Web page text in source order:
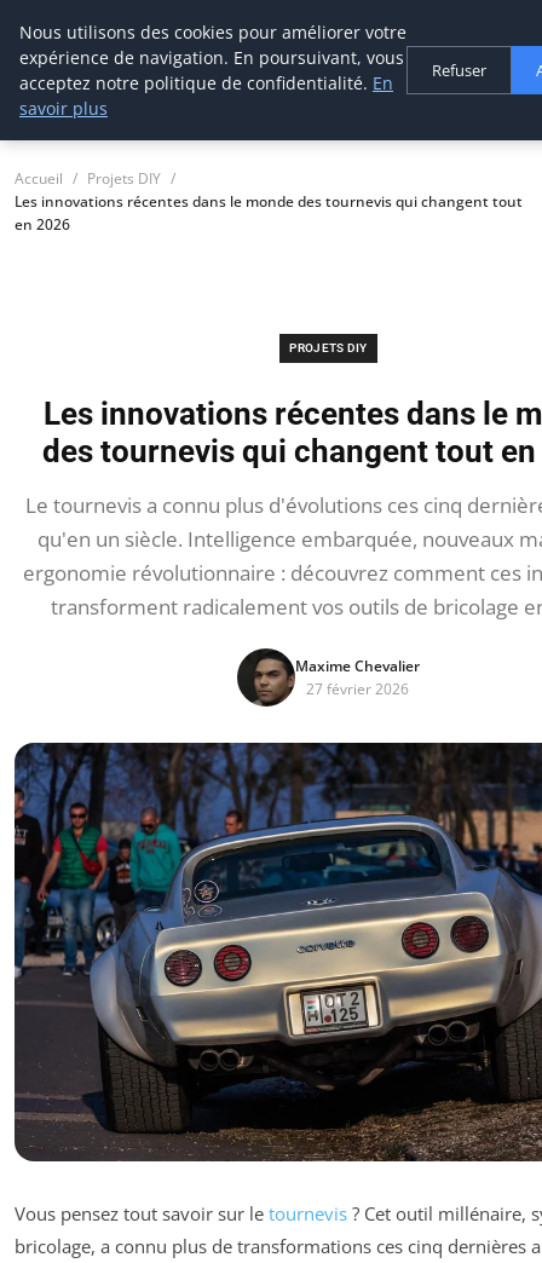
tournevis
malin
Accueil
Projets DIY
Les innovations récentes dans le monde des tournevis qui changent tout
en 2026
PROJETS DIY
Les innovations récentes dans le
des tournevis qui changent tout
Le tournevis a connu plus d'évolutions ces cinq
qu'en un siècle. Intelligence embarquée, nouveaux
ergonomie révolutionnaire : découvrez comment ces
transforment radicalement vos outils de bricolage
Maxime Chevalier
27 février 2026
Vous pensez tout savoir sur le tournevis ? Cet outil millénaire,
bricolage, a connu plus de transformations ces cinq dernières
Nous utilisons des cookies pour améliorer votre
expérience de navigation. En poursuivant, vous
acceptez notre politique de confidentialité. En
savoir plus
Refuser